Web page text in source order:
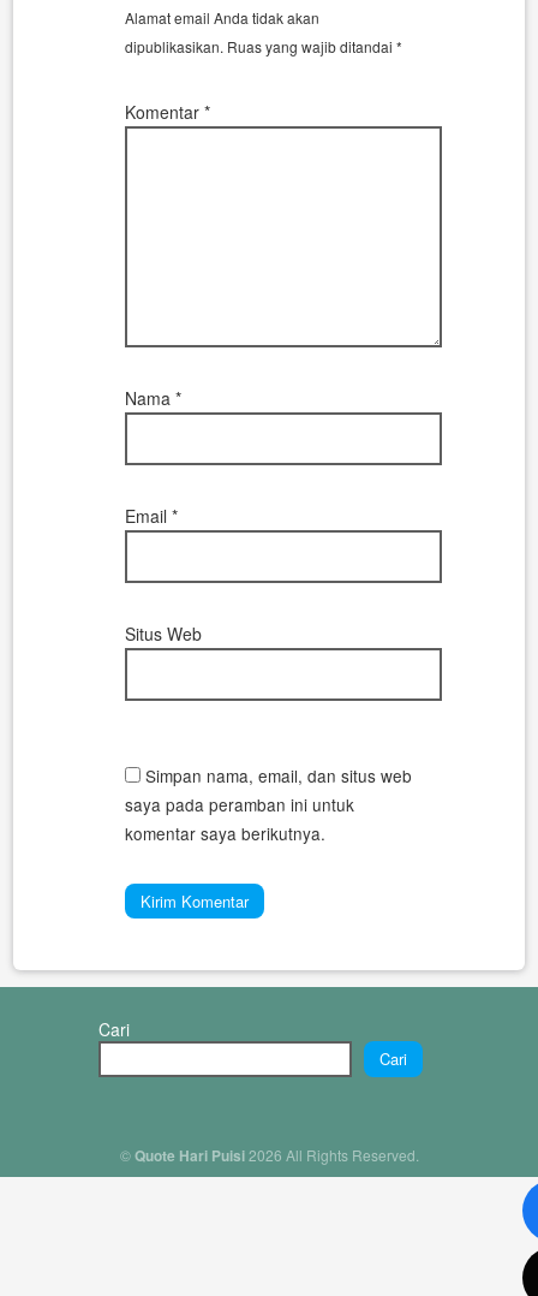
Alamat email Anda tidak akan
dipublikasikan. Ruas yang wajib ditandai*
Komentar*
Nama*
Email*
Situs Web
Simpan nama, email, dan situs web
saya pada peramban ini untuk
komentar saya berikutnya.
Cari
Cari
©Quote Hari Puisi2026 All Rights Reserved.